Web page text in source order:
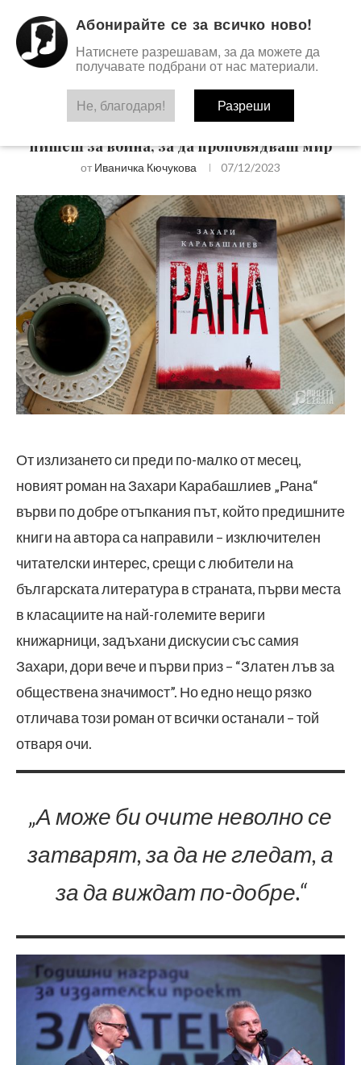
Книга на седмицата
„Рана“ на Захари Карабашлиев – когато
пишеш за война, за да проповядваш мир
от Иваничка Кючукова 07/12/2023
От излизането си преди по-малко от месец,
новият роман на Захари Карабашлиев „Рана“
върви по добре отъпкания път, който предишните
книги на автора са направили – изключителен
читателски интерес, срещи с любители на
българската литература в страната, първи места
в класациите на най-големите вериги
книжарници, задъхани дискусии със самия
Захари, дори вече и първи приз – “Златен лъв за
обществена значимост”. Но едно нещо рязко
отличава този роман от всички останали – той
отваря очи.
„А може би очите неволно се
затварят, за да не гледат, а
за да виждат по-добре.“
Абонирайте се за всичко ново!
Натиснете разрешавам, за да можете да
получавате подбрани от нас материали.
Не, благодаря! Разреши